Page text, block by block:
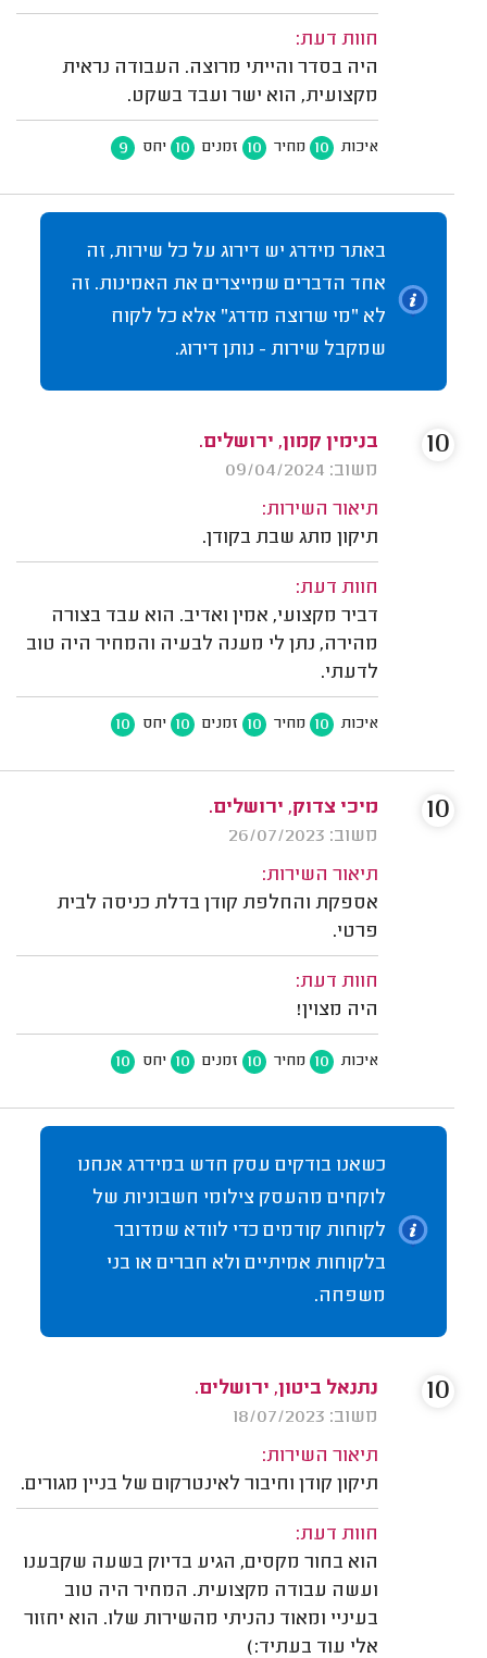
חוות דעת:
היה בסדר והייתי מרוצה. העבודה נראית
מקצועית, הוא ישר ועבד בשקט.
איכות 10 מחיר 10 זמנים 10 יחס 9
באתר מידרג יש דירוג על כל שירות, זה
אחד הדברים שמייצרים את האמינות. זה
לא "מי שרוצה מדרג" אלא כל לקוח
שמקבל שירות - נותן דירוג.
בנימין קמון, ירושלים.
משוב: 09/04/2024
תיאור השירות:
תיקון מתג שבת בקודן.
חוות דעת:
דביר מקצועי, אמין ואדיב. הוא עבד בצורה
מהירה, נתן לי מענה לבעיה והמחיר היה טוב
לדעתי.
איכות 10 מחיר 10 זמנים 10 יחס 10
10
מיכי צדוק, ירושלים.
משוב: 26/07/2023
תיאור השירות:
אספקת והחלפת קודן בדלת כניסה לבית
פרטי.
חוות דעת:
היה מצוין!
איכות 10 מחיר 10 זמנים 10 יחס 10
10
כשאנו בודקים עסק חדש במידרג אנחנו
לוקחים מהעסק צילומי חשבוניות של
לקוחות קודמים כדי לוודא שמדובר
בלקוחות אמיתיים ולא חברים או בני
משפחה.
נתנאל ביטון, ירושלים.
משוב: 18/07/2023
תיאור השירות:
תיקון קודן וחיבור לאינטרקום של בניין מגורים.
חוות דעת:
הוא בחור מקסים, הגיע בדיוק בשעה שקבענו
ועשה עבודה מקצועית. המחיר היה טוב
בעיניי ומאוד נהניתי מהשירות שלו. הוא יחזור
אלי עוד בעתיד:)
10